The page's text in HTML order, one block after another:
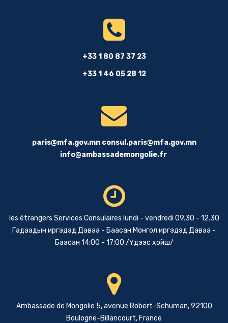
+33 1 80 87 37 23
+33 1 46 05 28 12
paris@mfa.gov.mn consul.paris@mfa.gov.mn
info@ambassademongolie.fr
les étrangers Services Consulaires lundi - vendredi 09.30 - 12.30
Гадаадын иргэдэд Даваа - Баасан Монгол иргэдэд Даваа -
Баасан 14:00 - 17:00 /Үдээс хойш/
Ambassade de Mongolie 5, avenue Robert-Schuman, 92100
Boulogne-Billancourt, France